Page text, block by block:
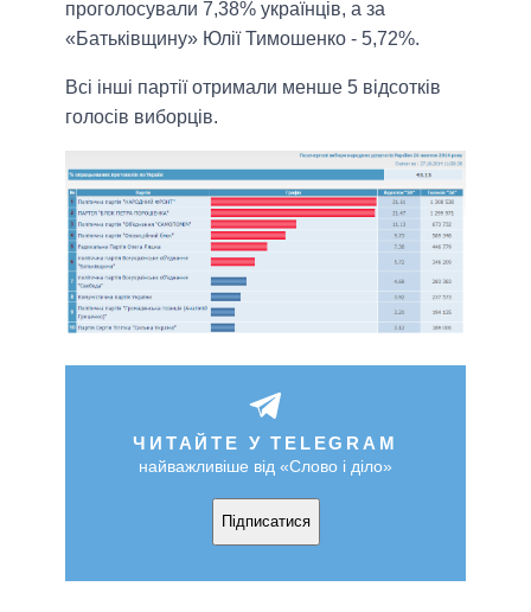
проголосували 7,38% українців, а за
«Батьківщину» Юлії Тимошенко - 5,72%.
Всі інші партії отримали менше 5 відсотків
голосів виборців.
ЧИТАЙТЕ У TELEGRAM
найважливіше від «Слово і діло»
Підписатися